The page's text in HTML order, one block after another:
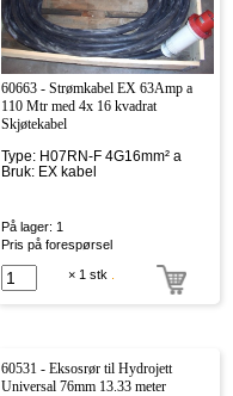
60663 - Strømkabel EX 63Amp a
110 Mtr med 4x 16 kvadrat
Skjøtekabel
Type: H07RN-F 4G16mm² a
Bruk: EX kabel
På lager: 1
Pris på forespørsel
× 1 stk
60531 - Eksosrør til Hydrojett
Universal 76mm 13.33 meter